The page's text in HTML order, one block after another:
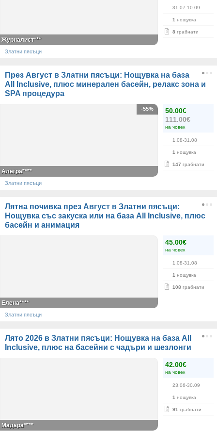
31.07-10.09
1 нощувка
8 грабнати
Журналист***
Златни пясъци
През Август в Златни пясъци: Нощувка на база
All Inclusive, плюс минерален басейн, релакс зона и
SPA процедура
50.00€
111.00€
на човек
1.08-31.08
1 нощувка
147 грабнати
-55%
Алегра****
Златни пясъци
Лятна почивка през Август в Златни пясъци:
Нощувка със закуска или на база All Inclusive, плюс
басейн и анимация
45.00€
на човек
1.08-31.08
1 нощувка
108 грабнати
Елена****
Златни пясъци
Лято 2026 в Златни пясъци: Нощувка на база All
Inclusive, плюс на басейни с чадъри и шезлонги
42.00€
на човек
23.06-30.09
1 нощувка
91 грабнати
Мадара****